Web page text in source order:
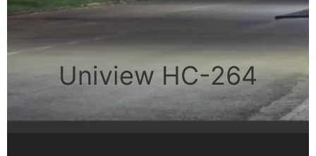
Uniview HC-264